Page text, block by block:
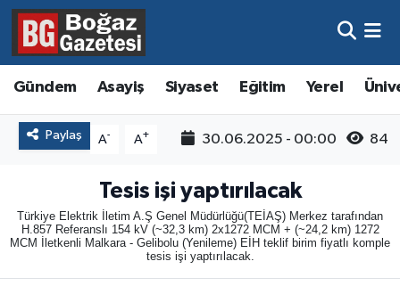
Gündem Asayiş Siyaset Eğitim Yerel
Paylaş A- A+ 30.06.2025 - 00:00 84
Tesis işi yaptırılacak
Türkiye Elektrik İletim A.Ş Genel Müdürlüğü(TEİAŞ) Merkez tarafından
H.857 Referanslı 154 kV (~32,3 km) 2x1272 MCM + (~24,2 km) 1272
MCM İletkenli Malkara - Gelibolu (Yenileme) EİH teklif birim fiyatlı komple
tesis işi yaptırılacak.
Asayiş
Eğitim
Kültür ve Sanat
Hava Durumu
Trafik Durumu
Son Dakika Haberleri